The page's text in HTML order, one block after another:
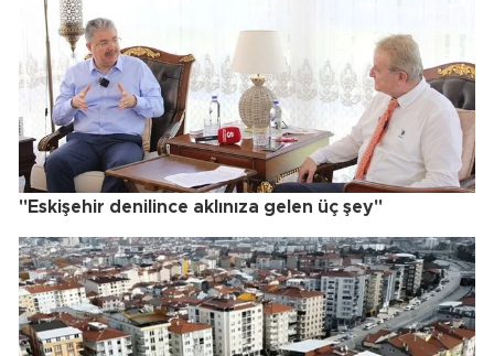
"Eskişehir denilince aklınıza gelen üç şey"